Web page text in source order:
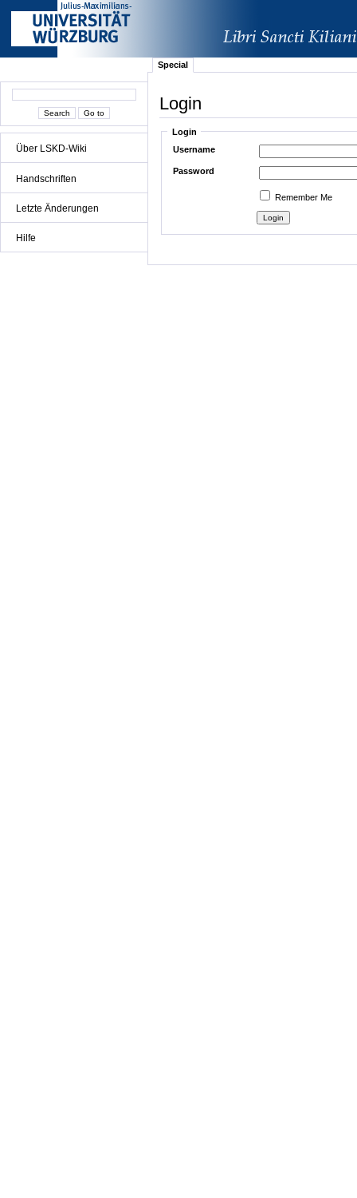
Über LSKD-Wiki
Handschriften
Letzte Änderungen
Hilfe
Special
Login
Login
Username
Password
Remember Me